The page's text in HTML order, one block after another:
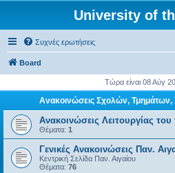
University of
Συχνές ερωτήσεις
Board
Τώρα είναι 08 Αύγ
Ανακοινώσεις Σχολών,
Ανακοινώσεις Λειτουργίας
Θέματα: 1
Γενικές Ανακοινώσεις Παν.
Κεντρική Σελίδα Παν. Αιγαίου
Θέματα: 76